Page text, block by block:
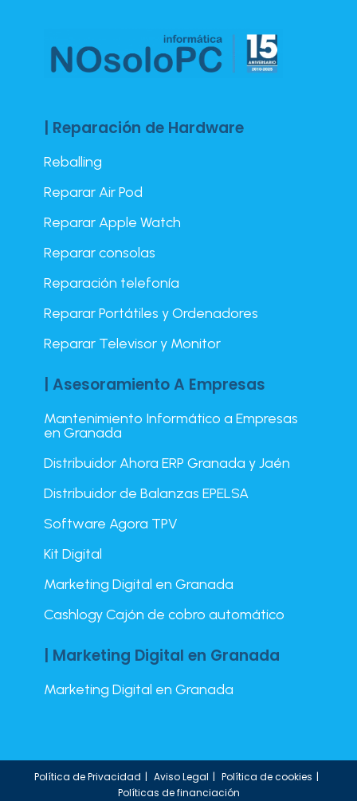
| Reparación de Hardware
Reballing
Reparar Air Pod
Reparar Apple Watch
Reparar consolas
Reparación telefonía
Reparar Portátiles y Ordenadores
Reparar Televisor y Monitor
| Asesoramiento A Empresas
Mantenimiento Informático a Empresas
en Granada
Distribuidor Ahora ERP Granada y Jaén
Distribuidor de Balanzas EPELSA
Software Agora TPV
Kit Digital
Marketing Digital en Granada
Cashlogy Cajón de cobro automático
| Marketing Digital en Granada
Marketing Digital en Granada
Política de Privacidad Aviso Legal
Política de cookies
Políticas de financiación